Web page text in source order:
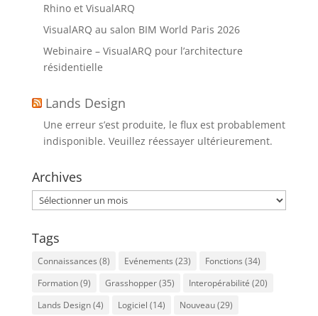
Rhino et VisualARQ
VisualARQ au salon BIM World Paris 2026
Webinaire – VisualARQ pour l’architecture
résidentielle
Lands Design
Une erreur s’est produite, le flux est probablement
indisponible. Veuillez réessayer ultérieurement.
Archives
Archives
Tags
Connaissances (8) Evénements (23) Fonctions (34)
Formation(9) Grasshopper(35) Interopérabilité (20)
Lands Design(4) Logiciel (14) Nouveau(29)